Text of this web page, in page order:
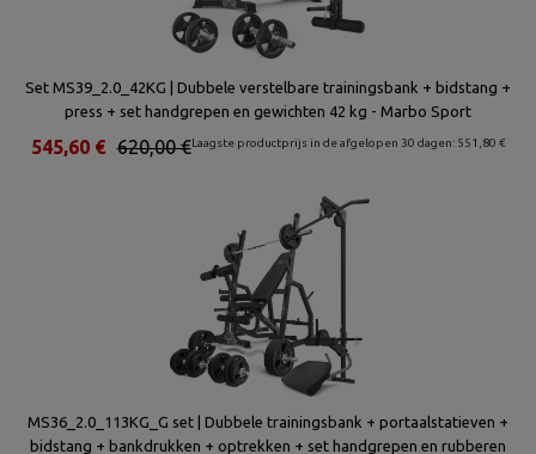
Set MS39_2.0_42KG | Dubbele verstelbare trainingsbank + bidstang +
press + set handgrepen en gewichten 42 kg - Marbo Sport
Laagste productprijs in de afgelopen 30 dagen: 551,80 €
620,00 €
545,60 €
MS36_2.0_113KG_G set | Dubbele trainingsbank + portaalstatieven +
bidstang + bankdrukken + optrekken + set handgrepen en rubberen